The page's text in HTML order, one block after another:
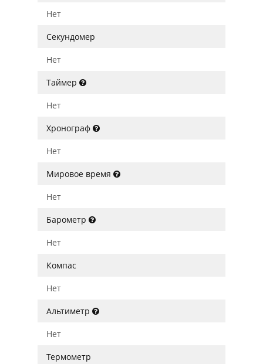
Нет
Секундомер
Нет
Таймер
Нет
Хронограф
Нет
Мировое время
Нет
Барометр
Нет
Компас
Нет
Альтиметр
Нет
Термометр